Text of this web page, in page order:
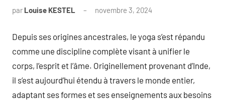
par Louise KESTEL novembre 3, 2024
Depuis ses origines ancestrales, le yoga s’est répandu
comme une discipline complète visant à unifier le
corps, l’esprit et l’âme. Originellement provenant d’Inde,
il s’est aujourd’hui étendu à travers le monde entier,
adaptant ses formes et ses enseignements aux besoins